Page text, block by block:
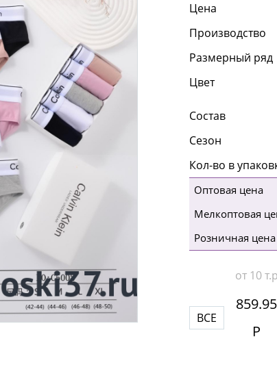
Цена
Производство
Размерный ряд
Цвет
Состав
Сезон
Кол-во в
Оптовая цена
Мелкоптовая
Розничная цена
от 10 т.р
ВСЕ
859.95
Р